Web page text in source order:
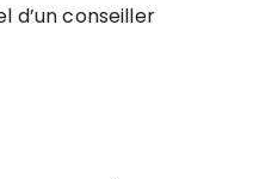
d’un conseiller